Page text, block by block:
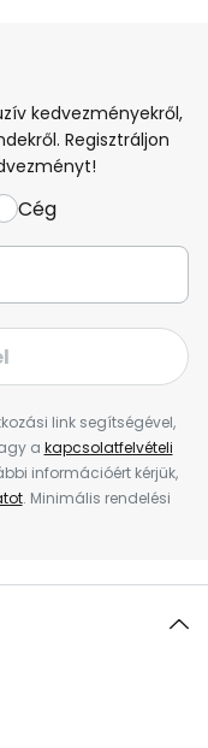
kedvezményekről,
Regisztráljon
Cég
link segítségével,
a kapcsolatfelvételi
információért kérjük,
. Minimális rendelési